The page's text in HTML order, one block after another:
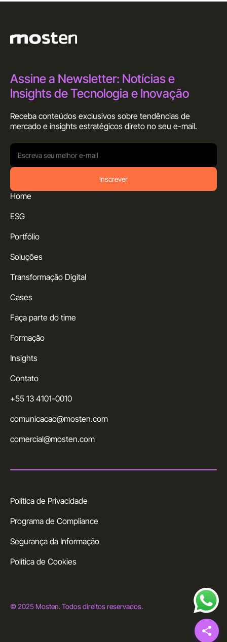
+55 13 4101-0010
comunicacao@mosten.com
comercial@mosten.com
Política de Privacidade
Programa de Compliance
Segurança da Informação
Política de Cookies
© 2025 Mosten. Todos direitos reservados.
Home
ESG
Portfólio
Soluções
Transformação Digital
Cases
Faça parte do time
Formação
Insights
Contato
Assine a Newsletter: Notícias e
Insights de Tecnologia e Inovação
Receba conteúdos exclusivos sobre tendências de
mercado e insights estratégicos direto no seu e-mail.
Inscrever